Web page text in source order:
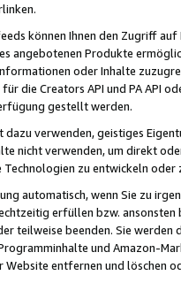
können Ihnen den Zugriff
angebotenen Produkte
oder Inhalte
die Creators API und PA API
gestellt werden.
verwenden, geistiges
nicht verwenden, um direkt
zu entwickeln
automatisch, wenn Sie zu
erfüllen bzw. ansonsten
teilweise beenden. Sie werden
und Amazon-
Website entfernen und löschen